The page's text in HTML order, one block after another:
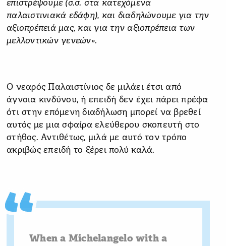
επιστρέψουμε (σ.σ. στα κατεχόμενα
παλαιστινιακά εδάφη), και διαδηλώνουμε για την
αξιοπρέπειά μας, και για την αξιοπρέπεια των
μελλοντικών γενεών».
O νεαρός Παλαιστίνιος δε μιλάει έτσι από
άγνοια κινδύνου, ή επειδή δεν έχει πάρει πρέφα
ότι στην επόμενη διαδήλωση μπορεί να βρεθεί
αυτός με μια σφαίρα ελεύθερου σκοπευτή στο
στήθος. Αντιθέτως, μιλά με αυτό τον τρόπο
ακριβώς επειδή το ξέρει πολύ καλά.
When a Michelangelo with a